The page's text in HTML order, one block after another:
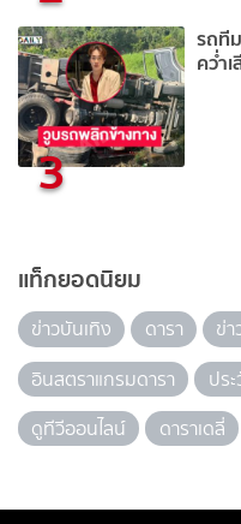
3
รถที
คว่ำ
แท็กยอดนิยม
ข่าวบันเทิง ดารา ข่า
อินสตราแกรมดารา
ปร
ดูทีวีออนไลน์
ดาราเดลี่